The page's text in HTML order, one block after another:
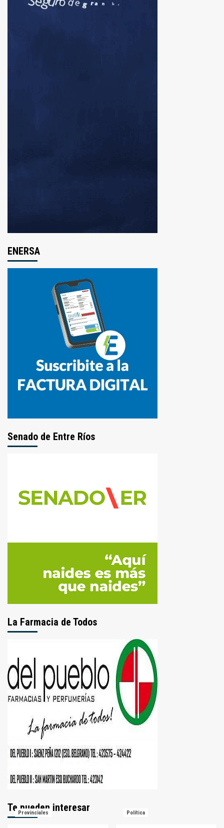
ENERSA
Senado de Entre Ríos
La Farmacia de Todos
Te pueden interesar
Provinciales Política